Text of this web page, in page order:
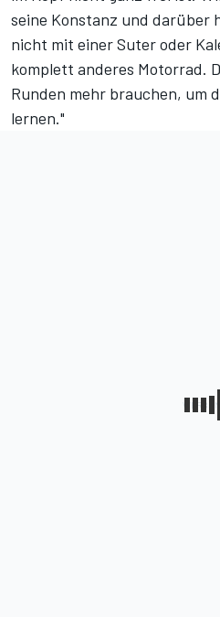
seine Konstanz und darüber
nicht mit einer Suter oder
komplett anderes Motorrad.
Runden mehr brauchen, um
lernen."